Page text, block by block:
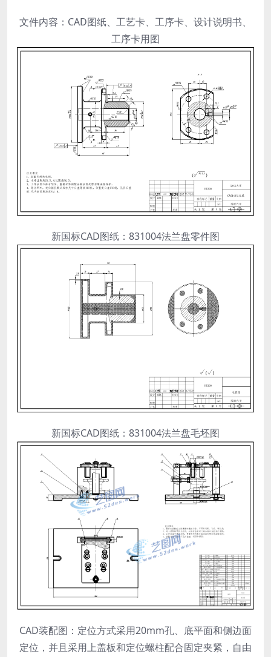
文件内容：CAD图纸、工艺卡、工序卡、设计说明书、
工序卡用图
新国标CAD图纸：831004法兰盘零件图
新国标CAD图纸：831004法兰盘毛坯图
CAD装配图：定位方式采用20mm孔、底平面和侧边面
定位，并且采用上盖板和定位螺柱配合固定夹紧，自由